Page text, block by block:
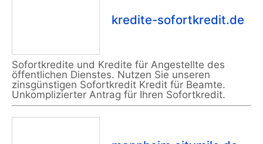
kredite-sofortkredit.de
Sofortkredite und Kredite für Angestellte des
öffentlichen Dienstes. Nutzen Sie unseren
zinsgünstigen Sofortkredit Kredit für Beamte.
Unkomplizierter Antrag für Ihren Sofortkredit.